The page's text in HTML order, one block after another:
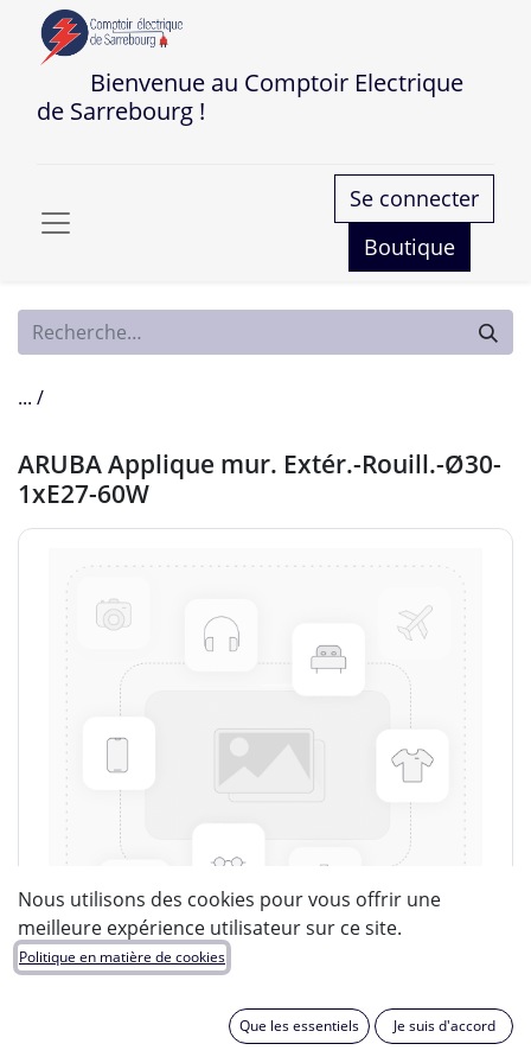
Bienvenue au Comptoir Electrique
de Sarrebourg !
Se connecter
Boutique
... /
ARUBA Applique mur. Extér.-Rouill.-Ø30-
1xE27-60W
Nous utilisons des cookies pour vous offrir une
meilleure expérience utilisateur sur ce site.
Politique en matière de cookies
Que les essentiels Je suis d'accord